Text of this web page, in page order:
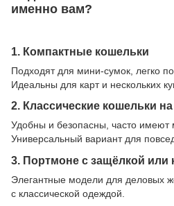
именно вам?
1. Компактные кошельки
Подходят для мини-сумок, легко
Идеальны для карт и нескольких
2. Классические кошельки
Удобны и безопасны, часто имеют
Универсальный вариант для
3. Портмоне с защёлкой или
Элегантные модели для деловых
с классической одеждой.